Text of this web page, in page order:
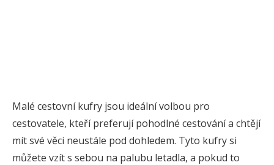
Malé cestovní kufry jsou ideální volbou pro
cestovatele, kteří preferují pohodlné cestování a chtějí
mít své věci neustále pod dohledem. Tyto kufry si
můžete vzít s sebou na palubu letadla, a pokud to